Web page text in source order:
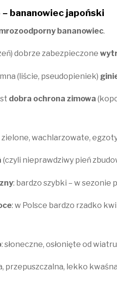
bananowiec japoński
bananowiec.
dobrze zabezpieczone
(liście, pseudopieniek)
dobra ochrona zimowa
zielone, wachlarzowate,
(czyli nieprawdziwy pień
: bardzo szybki – w sezonie
: w Polsce bardzo rzadko
: słoneczne, osłonięte od
przepuszczalna, lekko